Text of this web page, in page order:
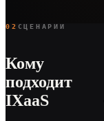
02 СЦЕНАРИИ
Кому
подходит
IXaaS